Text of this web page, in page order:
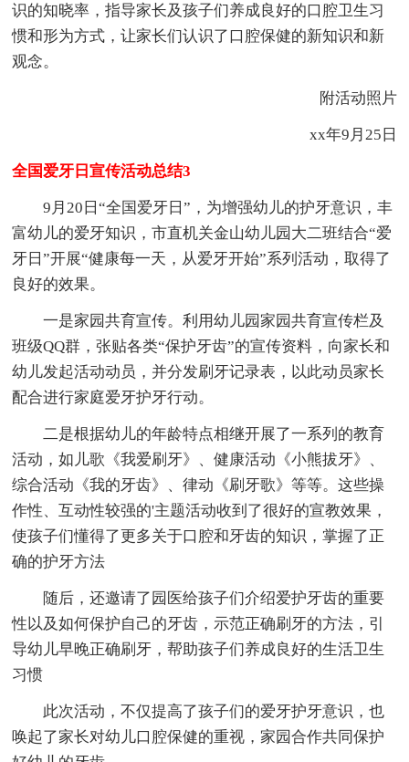
识的知晓率，指导家长及孩子们养成良好的口腔卫生习
惯和形为方式，让家长们认识了口腔保健的新知识和新
观念。
附活动照片
xx年9月25日
全国爱牙日宣传活动总结3
9月20日“全国爱牙日”，为增强幼儿的护牙意识，丰
富幼儿的爱牙知识，市直机关金山幼儿园大二班结合“爱
牙日”开展“健康每一天，从爱牙开始”系列活动，取得了
良好的效果。
一是家园共育宣传。利用幼儿园家园共育宣传栏及
班级QQ群，张贴各类“保护牙齿”的宣传资料，向家长和
幼儿发起活动动员，并分发刷牙记录表，以此动员家长
配合进行家庭爱牙护牙行动。
二是根据幼儿的年龄特点相继开展了一系列的教育
活动，如儿歌《我爱刷牙》、健康活动《小熊拔牙》、
综合活动《我的牙齿》、律动《刷牙歌》等等。这些操
作性、互动性较强的'主题活动收到了很好的宣教效果，
使孩子们懂得了更多关于口腔和牙齿的知识，掌握了正
确的护牙方法
随后，还邀请了园医给孩子们介绍爱护牙齿的重要
性以及如何保护自己的牙齿，示范正确刷牙的方法，引
导幼儿早晚正确刷牙，帮助孩子们养成良好的生活卫生
习惯
此次活动，不仅提高了孩子们的爱牙护牙意识，也
唤起了家长对幼儿口腔保健的重视，家园合作共同保护